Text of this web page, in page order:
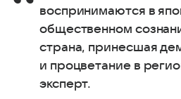
воспринимаются в
общественном
страна, принесшая
и процветание в
эксперт.